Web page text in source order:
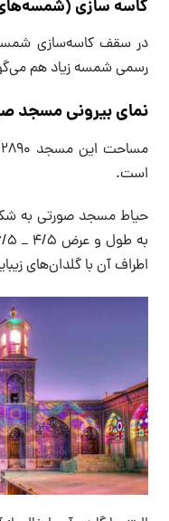
کاسه سازی
رسمی شمسه زیاد هم
نمای بیرونی مسجد
است.
حیاط مسجد صورتی به
اطراف آن با گلدان‌های